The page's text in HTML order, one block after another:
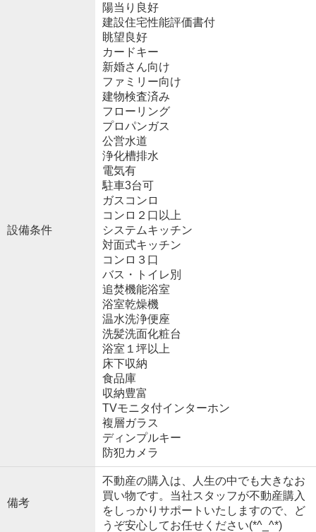
設備条件
陽当り良好
建設住宅性能評価書付
眺望良好
カードキー
新婚さん向け
ファミリー向け
建物検査済み
フローリング
プロパンガス
公営水道
浄化槽排水
電気有
駐車3台可
ガスコンロ
コンロ２口以上
システムキッチン
対面式キッチン
コンロ３口
バス・トイレ別
追焚機能浴室
浴室乾燥機
温水洗浄便座
洗髪洗面化粧台
浴室１坪以上
床下収納
食品庫
収納豊富
TVモニタ付インターホン
複層ガラス
ディンプルキー
防犯カメラ
備考
不動産の購入は、人生の中でも大きなお
買い物です。当社スタッフが不動産購入
をしっかりサポートいたしますので、ど
うぞ安心してお任せください(*^_^*)